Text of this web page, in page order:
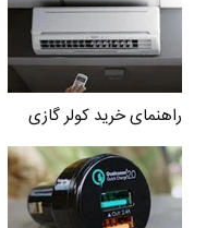
راهنمای خرید کولر گازی